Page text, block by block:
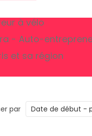
à vélo
- Auto-
et sa région
par